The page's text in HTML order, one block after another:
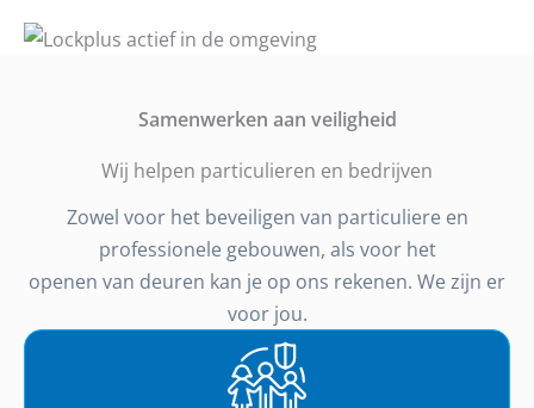
Samenwerken aan veiligheid
Wij helpen particulieren en bedrijven
Zowel voor het beveiligen van particuliere en
professionele gebouwen, als voor het
openen van deuren kan je op ons rekenen. We zijn er
voor jou.